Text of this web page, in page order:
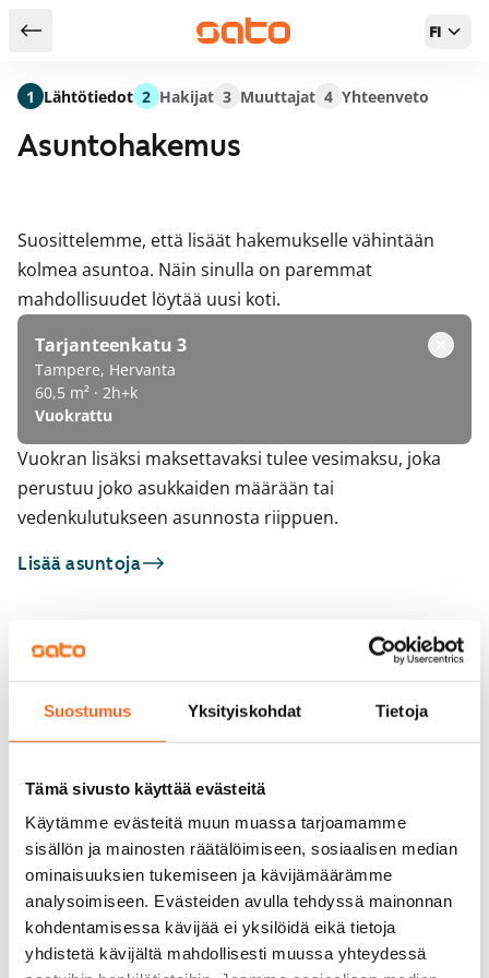
Suostumus Yksityiskohdat Tietoja
Tämä sivusto käyttää evästeitä
Käytämme evästeitä muun muassa tarjoamamme
sisällön ja mainosten räätälöimiseen, sosiaalisen median
ominaisuuksien tukemiseen ja kävijämäärämme
analysoimiseen. Evästeiden avulla tehdyssä mainonnan
kohdentamisessa kävijää ei yksilöidä eikä tietoja
yhdistetä kävijältä mahdollisesti muussa yhteydessä
Takaisin hakutuloksiin FI
Asuntohakemus
Suosittelemme, että lisäät hakemukselle vähintään
kolmea asuntoa. Näin sinulla on paremmat
mahdollisuudet löytää uusi koti.
Tarjanteenkatu 3
Tampere, Hervanta
60,5 m² · 2h+k
Vuokrattu
Vuokran lisäksi maksettavaksi tulee vesimaksu, joka
perustuu joko asukkaiden määrään tai
vedenkulutukseen asunnosta riippuen.
Lisää asuntoja
Sinua saattaisi kiinnostaa myös
1/15
Ruovedenkatu 11
Tampere, Hervanta
Heti vapaa
1/12
Tarjanteenkatu 5
Tampere, Hervanta
1 Lähtötiedot 2 Hakijat 3 Muuttajat 4 Yhteenveto